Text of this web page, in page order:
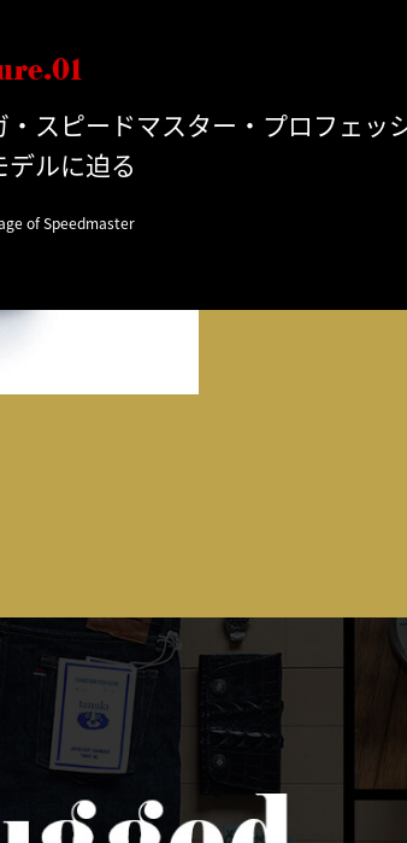
・スピードマスター・プロフェッ
デルに迫る
of Speedmaster